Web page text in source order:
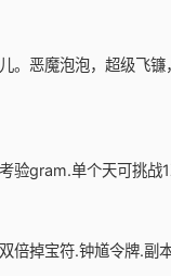
。恶魔泡泡，超级飞
验gram.单个天可挑战
倍掉宝符.钟馗令牌.副